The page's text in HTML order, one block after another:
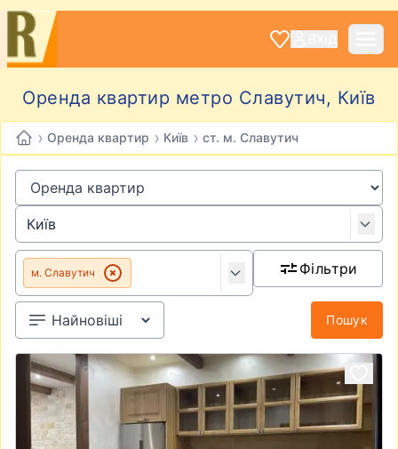
Оренда квартир метро Славутич, Київ
› Оренда квартир › Київ › ст. м. Славутич
м. Славутич Фільтри
Пошук